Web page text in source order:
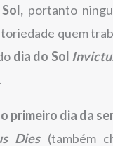
portanto
quem
dia do Sol
o primeiro dia da
Dies (também